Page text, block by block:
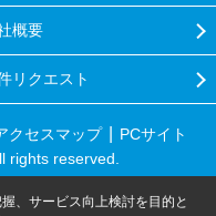
概要
リクエスト
クセスマップ
PCサイト
rights reserved.
、サービス向上検討を目的と